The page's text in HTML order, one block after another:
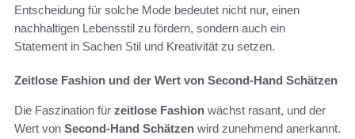
Entscheidung für solche Mode bedeutet nicht nur, einen
nachhaltigen Lebensstil zu fördern, sondern auch ein
Statement in Sachen Stil und Kreativität zu setzen.
Zeitlose Fashion und der Wert von Second-Hand Schätzen
Die Faszination für zeitlose Fashion wächst rasant, und der
Wert von Second-Hand Schätzen wird zunehmend anerkannt.